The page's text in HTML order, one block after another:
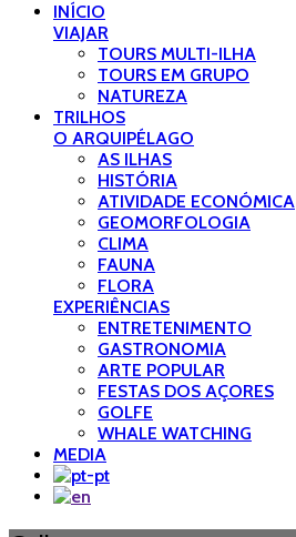
INÍCIO
VIAJAR
TOURS MULTI-ILHA
TOURS EM GRUPO
NATUREZA
TRILHOS
O ARQUIPÉLAGO
AS ILHAS
HISTÓRIA
ATIVIDADE ECONÓMICA
GEOMORFOLOGIA
CLIMA
FAUNA
FLORA
EXPERIÊNCIAS
ENTRETENIMENTO
GASTRONOMIA
ARTE POPULAR
FESTAS DOS AÇORES
GOLFE
WHALE WATCHING
MEDIA